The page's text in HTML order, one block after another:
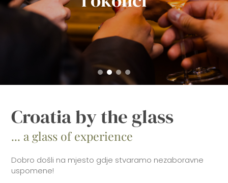
SAZNAJ VIŠE
Croatia by the glass
... a glass of experience
Dobro došli na mjesto gdje stvaramo nezaboravne
uspomene!